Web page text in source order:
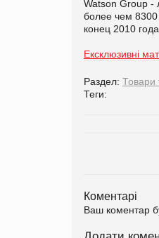
Watson Group -
более чем
конец 2010
Ексклюзивні
Раздел: Товари
Теги:
Коментарі
Ваш коментар